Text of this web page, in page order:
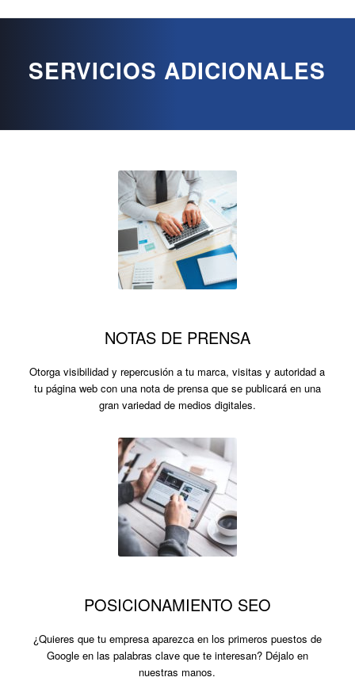
SERVICIOS ADICIONALES
NOTAS DE PRENSA
Otorga visibilidad y repercusión a tu marca, visitas y autoridad a
tu página web con una nota de prensa que se publicará en una
gran variedad de medios digitales.
POSICIONAMIENTO SEO
¿Quieres que tu empresa aparezca en los primeros puestos de
Google en las palabras clave que te interesan? Déjalo en
nuestras manos.